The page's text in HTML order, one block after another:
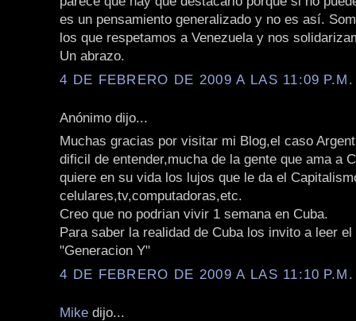
es un pensamiento generalizado y no es así.
los que respetamos a Venezuela y nos
Un abrazo.
4 DE FEBRERO DE 2009 A LAS 11:09 P.M.
Anónimo dijo...
Muchas gracias por visitar mi Blog,el caso
dificil de entender,mucha de la gente que ama a
quiere en su vida los lujos que le da el
celulares,tv,computadoras,etc.
Creo que no podrian vivir 1 semana en Cuba.
Para saber la realidad de Cuba los invito a leer el
"Generacion Y"
4 DE FEBRERO DE 2009 A LAS 11:10 P.M.
Mike dijo...